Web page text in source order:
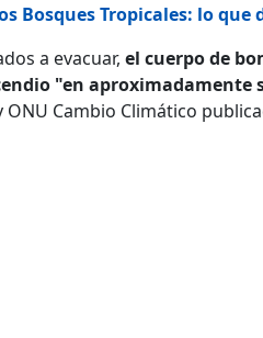
Bosques Tropicales: lo que
a evacuar, el cuerpo de
"en aproximadamente
Cambio Climático